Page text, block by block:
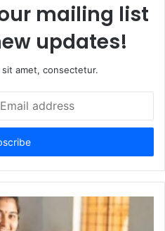
mailing list
updates!
amet, consectetur.